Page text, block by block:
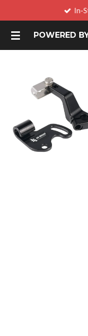
main
content
POWERED
In-